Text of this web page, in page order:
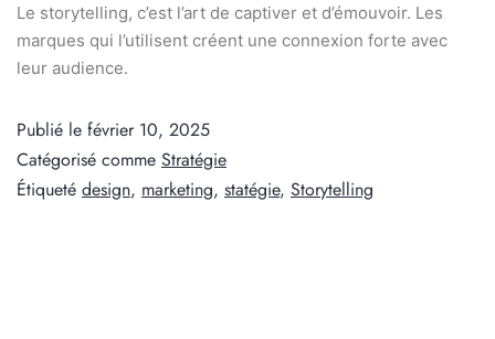
Le storytelling, c’est l’art de captiver et d’émouvoir. Les
marques qui l’utilisent créent une connexion forte avec
leur audience.
Publié le février 10, 2025
Catégorisé comme Stratégie
Étiqueté design, marketing, statégie, Storytelling